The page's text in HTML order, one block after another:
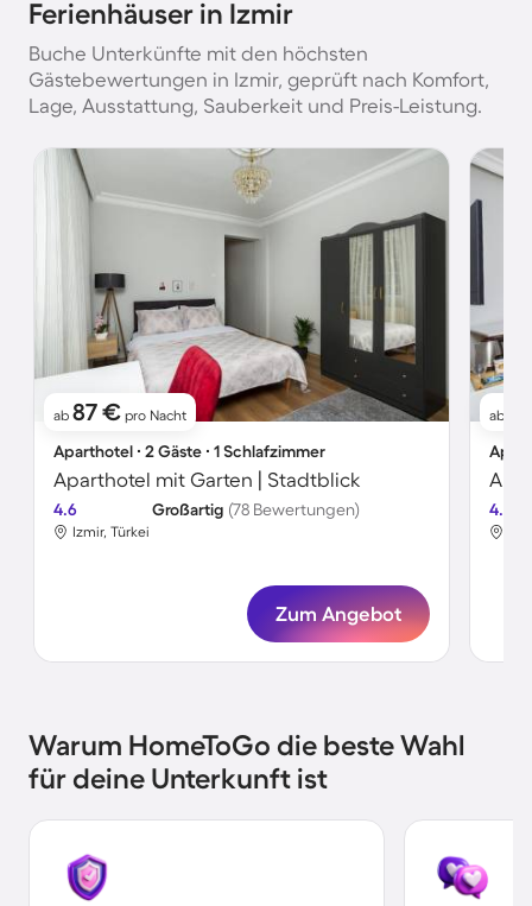
Ferienhäuser in Izmir
Buche Unterkünfte mit den höchsten
Gästebewertungen in Izmir, geprüft nach Komfort,
Lage, Ausstattung, Sauberkeit und Preis-Leistung.
ab 87 € pro Nacht
Aparthotel ∙ 2 Gäste ∙ 1 Schlafzimmer
Aparthotel mit Garten | Stadtblick
4.6 Großartig (78 Bewertungen)
Izmir, Türkei
Zum Angebot
ab
4.6
Warum HomeToGo die beste Wahl
für deine Unterkunft ist